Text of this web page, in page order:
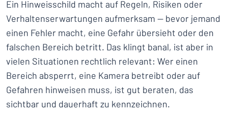
Ein Hinweisschild macht auf Regeln, Risiken oder
Verhaltenserwartungen aufmerksam — bevor jemand
einen Fehler macht, eine Gefahr übersieht oder den
falschen Bereich betritt. Das klingt banal, ist aber in
vielen Situationen rechtlich relevant: Wer einen
Bereich absperrt, eine Kamera betreibt oder auf
Gefahren hinweisen muss, ist gut beraten, das
sichtbar und dauerhaft zu kennzeichnen.